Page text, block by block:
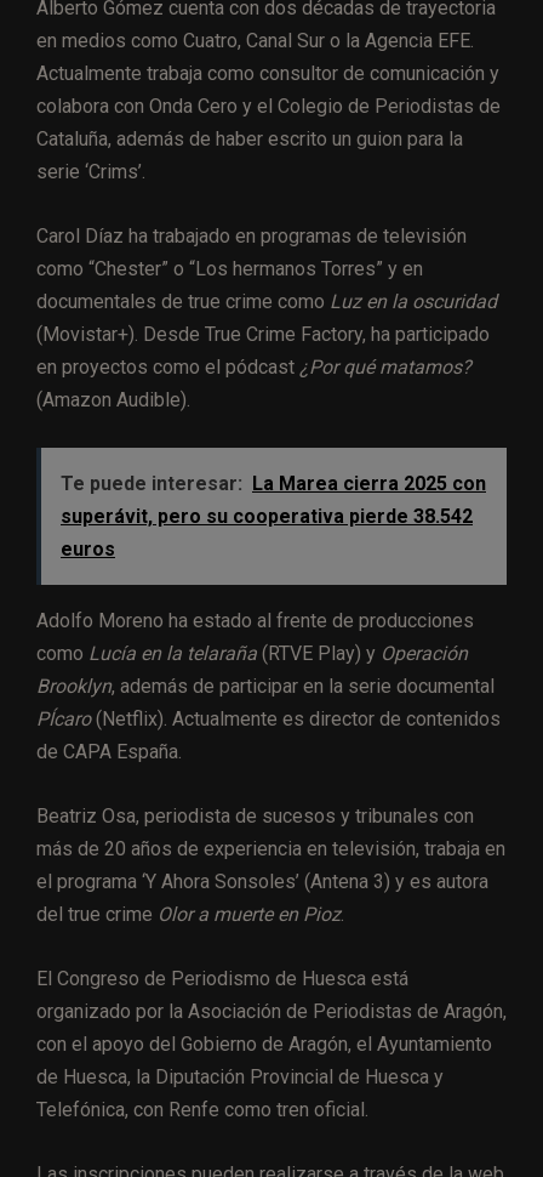
Alberto Gómez cuenta con dos décadas de trayectoria
en medios como Cuatro, Canal Sur o la Agencia EFE.
Actualmente trabaja como consultor de comunicación y
colabora con Onda Cero y el Colegio de Periodistas de
Cataluña, además de haber escrito un guion para la
serie ‘Crims’.
Carol Díaz ha trabajado en programas de televisión
como “Chester” o “Los hermanos Torres” y en
documentales de true crime como Luz en la oscuridad
(Movistar+). Desde True Crime Factory, ha participado
en proyectos como el pódcast ¿Por qué matamos?
(Amazon Audible).
Te puede interesar:
La Marea cierra 2025 con
superávit, pero su cooperativa pierde 38.542
euros
Adolfo Moreno ha estado al frente de producciones
como Lucía en la telaraña (RTVE Play) y Operación
Brooklyn, además de participar en la serie documental
PÍcaro(Netflix). Actualmente es director de contenidos
de CAPA España.
Beatriz Osa, periodista de sucesos y tribunales con
más de 20 años de experiencia en televisión, trabaja en
el programa ‘Y Ahora Sonsoles’ (Antena 3) y es autora
del true crime Olor a muerte en Pioz.
El Congreso de Periodismo de Huesca está
organizado por la Asociación de Periodistas de Aragón,
con el apoyo del Gobierno de Aragón, el Ayuntamiento
de Huesca, la Diputación Provincial de Huesca y
Telefónica, con Renfe como tren oficial.